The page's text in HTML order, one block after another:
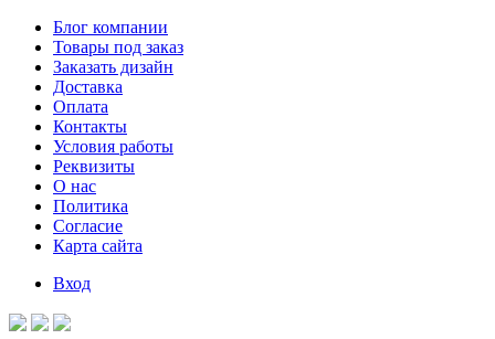
Блог компании
Товары под заказ
Заказать дизайн
Доставка
Оплата
Контакты
Условия работы
Реквизиты
О нас
Политика
Согласие
Карта сайта
Вход